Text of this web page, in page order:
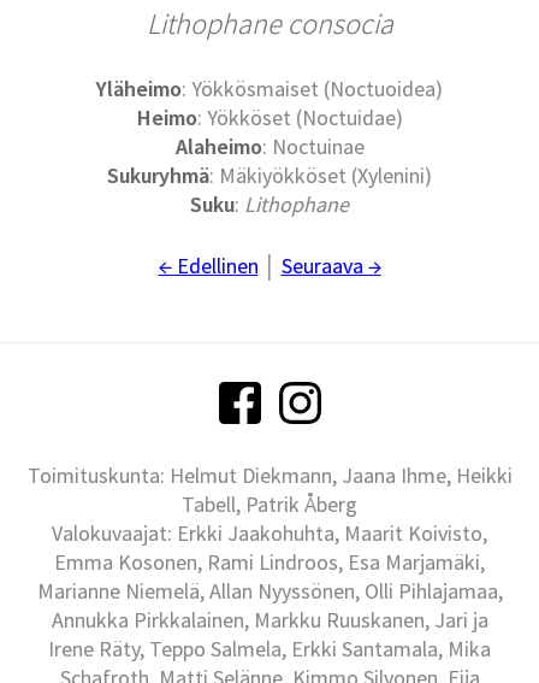
Lithophane consocia
Yläheimo: Yökkösmaiset (Noctuoidea)
Heimo: Yökköset (Noctuidae)
Alaheimo: Noctuinae
Sukuryhmä: Mäkiyökköset (Xylenini)
Suku: Lithophane
← Edellinen Seuraava →
Toimituskunta: Helmut Diekmann, Jaana Ihme, Heikki
Tabell, Patrik Åberg
Valokuvaajat: Erkki Jaakohuhta, Maarit Koivisto,
Emma Kosonen, Rami Lindroos, Esa Marjamäki,
Marianne Niemelä, Allan Nyyssönen, Olli Pihlajamaa,
Annukka Pirkkalainen, Markku Ruuskanen, Jari ja
Irene Räty, Teppo Salmela, Erkki Santamala, Mika